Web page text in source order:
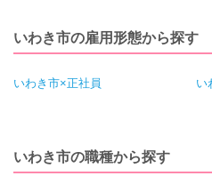
いわき市の雇用形態から探す
いわき市×正社員 い
いわき市の職種から探す